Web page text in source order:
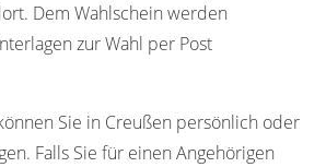
Dem Wahlschein werden
zur Wahl per Post
Sie in Creußen persönlich oder
Falls Sie für einen Angehörigen